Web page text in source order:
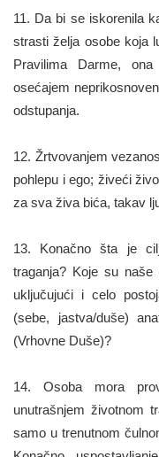
11. Da bi se iskorenila
strasti želja osobe koja
Pravilima Darme,
osećajem
odstupanja.
12. Žrtvovanjem
pohlepu i ego; živeći
za sva živa bića, takav
13. Konačno šta je
traganja? Koje su
uključujući i celo
(sebe, jastva/duše)
(Vrhovne Duše)?
14. Osoba mora
unutrašnjem životnom
samo u trenutnom